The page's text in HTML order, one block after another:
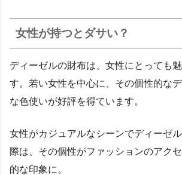
女性が持つとダサい？
ディーゼルの財布は、女性にとっても
す。若い女性を中心に、その個性的な
な色使いが好評を得ています。
女性がカジュアルなシーンでディーゼ
際は、その個性がファッションのアク
的な印象に。